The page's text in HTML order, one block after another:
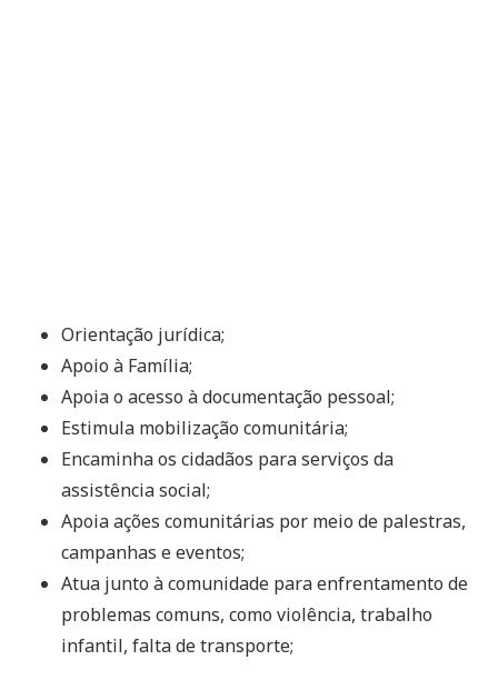
Orientação jurídica;
Apoio à Família;
Apoia o acesso à documentação pessoal;
Estimula mobilização comunitária;
Encaminha os cidadãos para serviços da
assistência social;
Apoia ações comunitárias por meio de palestras,
campanhas e eventos;
Atua junto à comunidade para enfrentamento de
problemas comuns, como violência, trabalho
infantil, falta de transporte;